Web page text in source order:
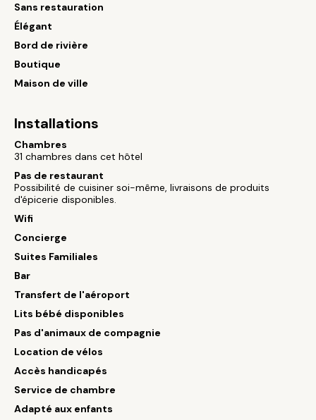
Sans restauration
Élégant
Bord de rivière
Boutique
Maison de ville
Installations
Chambres
31 chambres dans cet hôtel
Pas de restaurant
Possibilité de cuisiner soi-même, livraisons de produits
d'épicerie disponibles.
Wifi
Concierge
Suites Familiales
Bar
Transfert de l'aéroport
Lits bébé disponibles
Pas d'animaux de compagnie
Location de vélos
Accès handicapés
Service de chambre
Adapté aux enfants